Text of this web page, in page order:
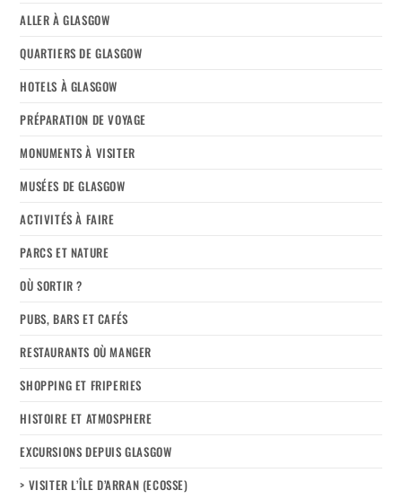
ALLER À GLASGOW
QUARTIERS DE GLASGOW
HOTELS À GLASGOW
PRÉPARATION DE VOYAGE
MONUMENTS À VISITER
MUSÉES DE GLASGOW
ACTIVITÉS À FAIRE
PARCS ET NATURE
OÙ SORTIR ?
PUBS, BARS ET CAFÉS
RESTAURANTS OÙ MANGER
SHOPPING ET FRIPERIES
HISTOIRE ET ATMOSPHERE
EXCURSIONS DEPUIS GLASGOW
> VISITER L’ÎLE D’ARRAN (ECOSSE)